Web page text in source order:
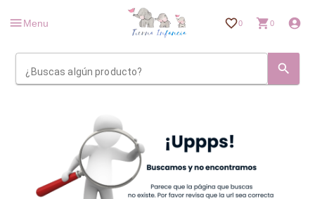
Menu 0 0
¿Buscas algún producto?